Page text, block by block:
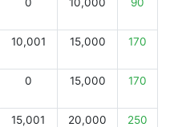
10,001 15,000 170
0 15,000 170
15,001 20,000 250